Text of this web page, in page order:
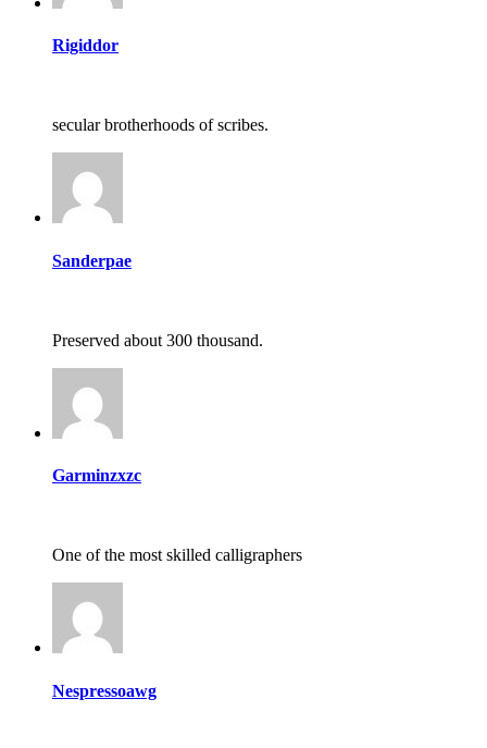
Rigiddor
secular brotherhoods of scribes.
Sanderpae
Preserved about 300 thousand.
Garminzxzc
One of the most skilled calligraphers
Nespressoawg